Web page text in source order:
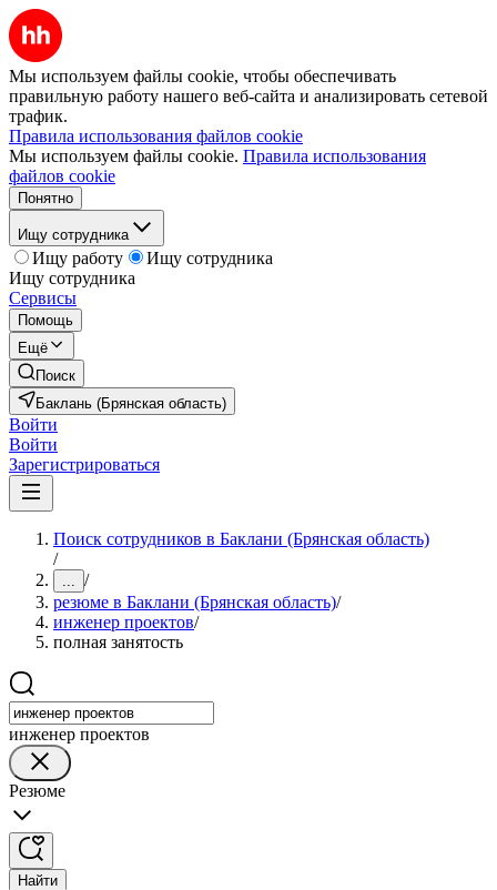
Мы используем файлы cookie, чтобы обеспечивать
правильную работу нашего веб-сайта и анализировать сетевой
трафик.
Правила использования файлов cookie
Мы используем файлы cookie. Правила использования
файлов cookie
Понятно
Ищу сотрудника
Ищу работу
Ищу сотрудника
Ищу сотрудника
Сервисы
Помощь
Ещё
Поиск
Баклань (Брянская область)
Войти
Войти
Зарегистрироваться
Поиск сотрудников в Баклани (Брянская область)
/
... /
резюме в Баклани (Брянская область)/
инженер проектов/
полная занятость
инженер проектов
Резюме
Найти